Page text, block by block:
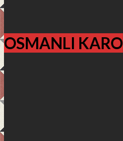
OSMANLI KARO